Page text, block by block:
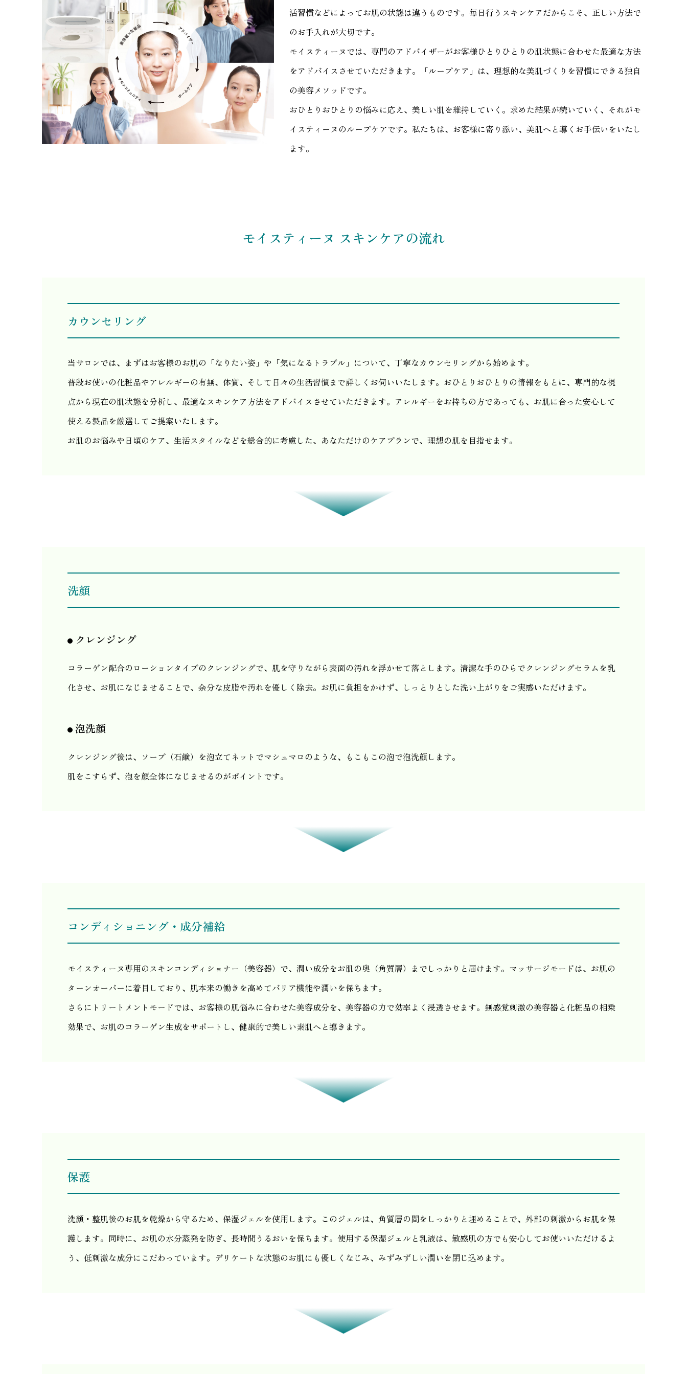
活習慣などによってお肌の状態は違うものです。毎日行うスキンケアだからこそ、正しい方法で
のお手入れが大切です。
モイスティーヌでは、専門のアドバイザーがお客様ひとりひとりの肌状態に合わせた最適な方法
をアドバイスさせていただきます。「ループケア」は、理想的な美肌づくりを習慣にできる独自
の美容メソッドです。
おひとりおひとりの悩みに応え、美しい肌を維持していく。求めた結果が続いていく、それがモ
イスティーヌのループケアです。私たちは、お客様に寄り添い、美肌へと導くお手伝いをいたし
ます。
モイスティーヌ スキンケアの流れ
カウンセリング
当サロンでは、まずはお客様のお肌の「なりたい姿」や「気になるトラブル」について、丁寧なカウンセリングから始めます。
普段お使いの化粧品やアレルギーの有無、体質、そして日々の生活習慣まで詳しくお伺いいたします。おひとりおひとりの情報をもとに、専門的な視
点から現在の肌状態を分析し、最適なスキンケア方法をアドバイスさせていただきます。アレルギーをお持ちの方であっても、お肌に合った安心して
使える製品を厳選してご提案いたします。
お肌のお悩みや日頃のケア、生活スタイルなどを総合的に考慮した、あなただけのケアプランで、理想の肌を目指せます。
洗顔
クレンジング
コラーゲン配合のローションタイプのクレンジングで、肌を守りながら表面の汚れを浮かせて落とします。清潔な手のひらでクレンジングセラムを乳
化させ、お肌になじませることで、余分な皮脂や汚れを優しく除去。お肌に負担をかけず、しっとりとした洗い上がりをご実感いただけます。
泡洗顔
クレンジング後は、ソープ（石鹸）を泡立てネットでマシュマロのような、もこもこの泡で泡洗顔します。
肌をこすらず、泡を顔全体になじませるのがポイントです。
コンディショニング・成分補給
モイスティーヌ専用のスキンコンディショナー（美容器）で、潤い成分をお肌の奥（角質層）までしっかりと届けます。マッサージモードは、お肌の
ターンオーバーに着目しており、肌本来の働きを高めてバリア機能や潤いを保ちます。
さらにトリートメントモードでは、お客様の肌悩みに合わせた美容成分を、美容器の力で効率よく浸透させます。無感覚刺激の美容器と化粧品の相乗
効果で、お肌のコラーゲン生成をサポートし、健康的で美しい素肌へと導きます。
保護
洗顔・整肌後のお肌を乾燥から守るため、保湿ジェルを使用します。このジェルは、角質層の間をしっかりと埋めることで、外部の刺激からお肌を保
護します。同時に、お肌の水分蒸発を防ぎ、長時間うるおいを保ちます。使用する保湿ジェルと乳液は、敏感肌の方でも安心してお使いいただけるよ
う、低刺激な成分にこだわっています。デリケートな状態のお肌にも優しくなじみ、みずみずしい潤いを閉じ込めます。